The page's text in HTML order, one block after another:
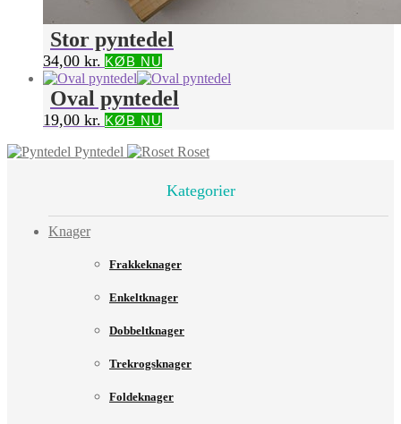
Stor pyntedel
34,00 kr. KØB NU
Oval pyntedel
19,00 kr. KØB NU
Pyntedel Roset
Kategorier
Knager
Frakkeknager
Enkeltknager
Dobbeltknager
Trekrogsknager
Foldeknager